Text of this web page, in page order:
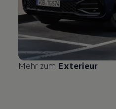
Mehr zum Exterieur